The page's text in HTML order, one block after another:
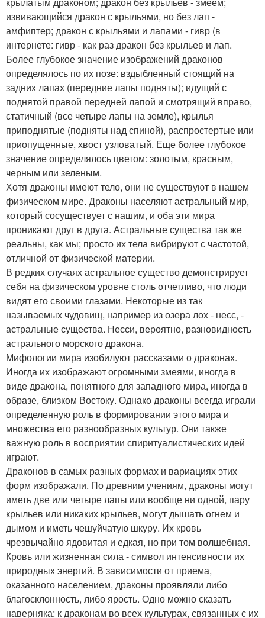
извивающийся дракон с крыльями, но без лап -
амфиптер; дракон с крыльями и лапами - гивр (в
интернете: гивр - как раз дракон без крыльев и лап.
Более глубокое значение изображений драконов
определялось по их позе: вздыбленный стоящий на
задних лапах (передние лапы подняты); идущий с
поднятой правой передней лапой и смотрящий вправо,
статичный (все четыре лапы на земле), крылья
приподнятые (подняты над спиной), распростертые или
приопущенные, хвост узловатый. Еще более глубокое
значение определялось цветом: золотым, красным,
черным или зеленым.
Хотя драконы имеют тело, они не существуют в нашем
физическом мире. Драконы населяют астральный мир,
который сосуществует с нашим, и оба эти мира
проникают друг в друга. Астральные существа так же
реальны, как мы; просто их тела вибрируют с частотой,
отличной от физической материи.
В редких случаях астральное существо демонстрирует
себя на физическом уровне столь отчетливо, что люди
видят его своими глазами. Некоторые из так
называемых чудовищ, например из озера лох - несс, -
астральные существа. Несси, вероятно, разновидность
астрального морского дракона.
Мифологии мира изобилуют рассказами о драконах.
Иногда их изображают огромными змеями, иногда в
виде дракона, понятного для западного мира, иногда в
образе, близком Востоку. Однако драконы всегда играли
определенную роль в формировании этого мира и
множества его разнообразных культур. Они также
важную роль в восприятии спиритуалистических идей
играют.
Драконов в самых разных формах и вариациях этих
форм изображали. По древним учениям, драконы могут
иметь две или четыре лапы или вообще ни одной, пару
крыльев или никаких крыльев, могут дышать огнем и
дымом и иметь чешуйчатую шкуру. Их кровь
чрезвычайно ядовитая и едкая, но при том волшебная.
Кровь или жизненная сила - символ интенсивности их
природных энергий. В зависимости от приема,
оказанного населением, драконы проявляли либо
благосклонность, либо ярость. Одно можно сказать
наверняка: к драконам во всех культурах, связанных с их